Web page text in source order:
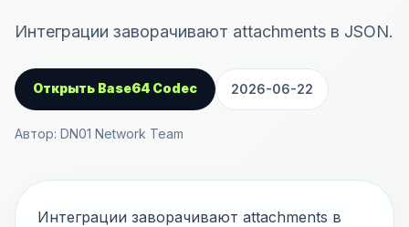
Интеграции заворачивают attachments в JSON.
Открыть Base64 Codec 2026-06-22
Автор: DN01 Network Team
Интеграции заворачивают attachments в